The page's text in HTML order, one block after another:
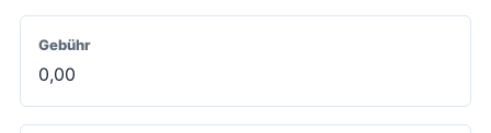
Gebühr
0,00